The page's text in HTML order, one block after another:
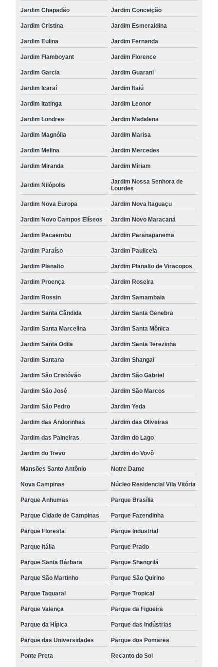
Jardim Chapadão Jardim Conceição
Jardim Cristina Jardim Esmeraldina
Jardim Eulina Jardim Fernanda
Jardim Flamboyant Jardim Florence
Jardim Garcia Jardim Guarani
Jardim Icaraí Jardim Itaiú
Jardim Itatinga Jardim Leonor
Jardim Londres Jardim Madalena
Jardim Magnólia Jardim Marisa
Jardim Melina Jardim Mercedes
Jardim Miranda Jardim Míriam
Jardim Nilópolis
Jardim Nossa Senhora de
Lourdes
Jardim Nova Europa Jardim Nova Itaguaçu
Jardim Novo Campos Elíseos Jardim Novo Maracanã
Jardim Pacaembu Jardim Paranapanema
Jardim Paraíso Jardim Pauliceia
Jardim Planalto Jardim Planalto de Viracopos
Jardim Proença Jardim Roseira
Jardim Rossin Jardim Samambaia
Jardim Santa Cândida Jardim Santa Genebra
Jardim Santa Marcelina Jardim Santa Mônica
Jardim Santa Odila Jardim Santa Terezinha
Jardim Santana Jardim Shangai
Jardim São Cristóvão Jardim São Gabriel
Jardim São José Jardim São Marcos
Jardim São Pedro Jardim Yeda
Jardim das Andorinhas Jardim das Oliveiras
Jardim das Paineiras Jardim do Lago
Jardim do Trevo Jardim do Vovô
Mansões Santo Antônio Notre Dame
Nova Campinas Núcleo Residencial Vila Vitória
Parque Anhumas Parque Brasília
Parque Cidade de Campinas Parque Fazendinha
Parque Floresta Parque Industrial
Parque Itália Parque Prado
Parque Santa Bárbara Parque Shangrilá
Parque São Martinho Parque São Quirino
Parque Taquaral Parque Tropical
Parque Valença Parque da Figueira
Parque da Hípica Parque das Indústrias
Parque das Universidades Parque dos Pomares
Ponte Preta Recanto do Sol